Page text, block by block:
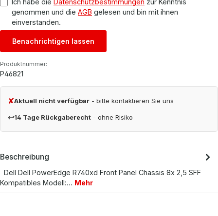
Ich habe die Datenschutzbestimmungen zur Kenntnis
genommen und die AGB gelesen und bin mit ihnen
einverstanden.
Benachrichtigen lassen
Produktnummer:
P46821
✘Aktuell nicht verfügbar - bitte kontaktieren Sie uns
↩14 Tage Rückgaberecht - ohne Risiko
Beschreibung
Dell Dell PowerEdge R740xd Front Panel Chassis 8x 2,5 SFF
Kompatibles Modell:… Mehr